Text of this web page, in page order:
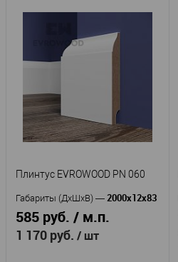
Производитель—Evrowood
—Плинтус
EVROWOOD PN 020
Страна —
Высота, мм—
Ширина, мм—16
Плинтус EVROWOOD PN 060
Габариты (ДхШхВ) — 2000x12x83
585 руб. / м.п.
1 170 руб. / шт